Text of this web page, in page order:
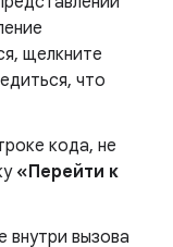
щелкните
что
кода, не
«Перейти к
внутри вызова